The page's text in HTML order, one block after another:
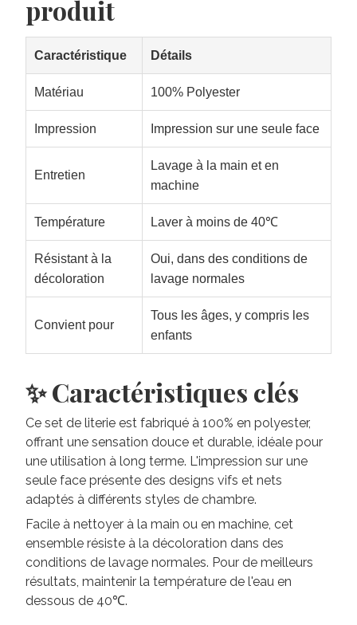
produit
Caractéristique Détails
Matériau 100% Polyester
Impression Impression sur une seule face
Entretien
Lavage à la main et en
machine
Température Laver à moins de 40℃
Résistant à la
décoloration
Oui, dans des conditions de
lavage normales
Convient pour
Tous les âges, y compris les
enfants
✨ Caractéristiques clés
Ce set de literie est fabriqué à 100% en polyester,
offrant une sensation douce et durable, idéale pour
une utilisation à long terme. L'impression sur une
seule face présente des designs vifs et nets
adaptés à différents styles de chambre.
Facile à nettoyer à la main ou en machine, cet
ensemble résiste à la décoloration dans des
conditions de lavage normales. Pour de meilleurs
résultats, maintenir la température de l'eau en
dessous de 40℃.